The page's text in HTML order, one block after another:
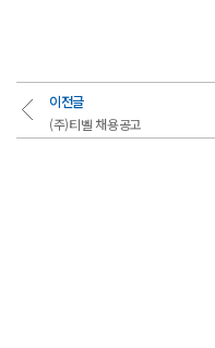
이전글
(주)티벨 채용공고